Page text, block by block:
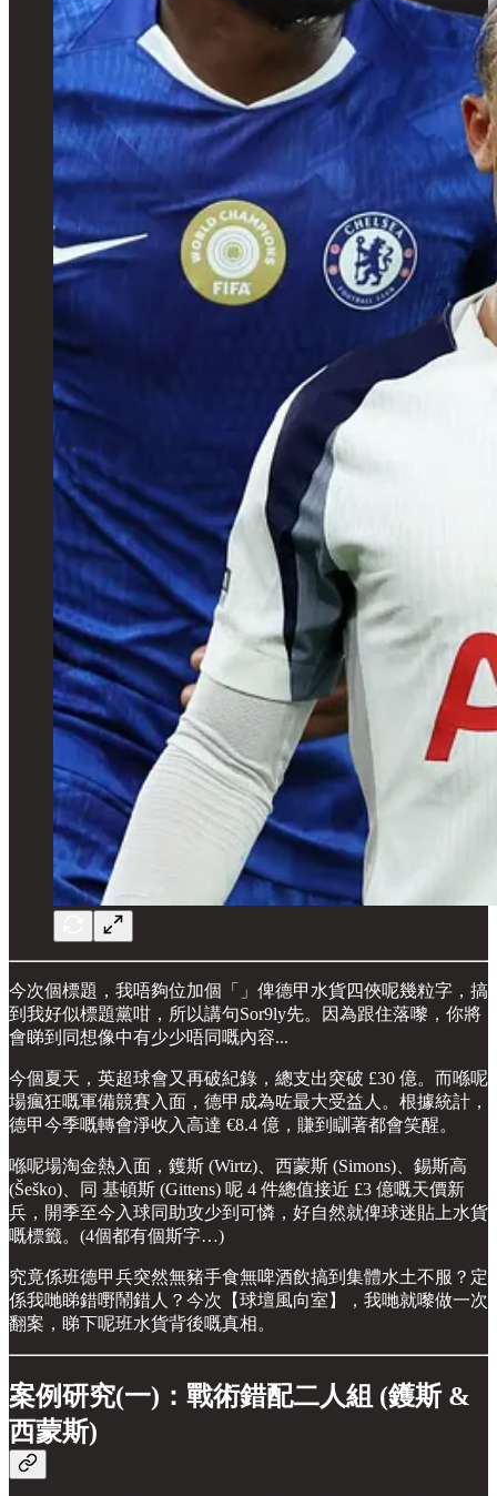
今次個標題，我唔夠位加個「」俾德甲水貨四俠呢幾粒字，搞
到我好似標題黨咁，所以講句Sor9ly先。因為跟住落嚟，你將
會睇到同想像中有少少唔同嘅內容...
今個夏天，英超球會又再破紀錄，總支出突破 £30 億。而喺呢
場瘋狂嘅軍備競賽入面，德甲成為咗最大受益人。根據統計，
德甲今季嘅轉會淨收入高達 €8.4 億，賺到瞓著都會笑醒。
喺呢場淘金熱入面，鑊斯 (Wirtz)、西蒙斯 (Simons)、錫斯高
(Šeško)、同 基頓斯 (Gittens) 呢 4 件總值接近 £3 億嘅天價新
兵，開季至今入球同助攻少到可憐，好自然就俾球迷貼上水貨
嘅標籤。(4個都有個斯字…)
究竟係班德甲兵突然無豬手食無啤酒飲搞到集體水土不服？定
係我哋睇錯嘢鬧錯人？今次【球壇風向室】，我哋就嚟做一次
翻案，睇下呢班水貨背後嘅真相。
案例研究(一)：戰術錯配二人組 (鑊斯 &
西蒙斯)